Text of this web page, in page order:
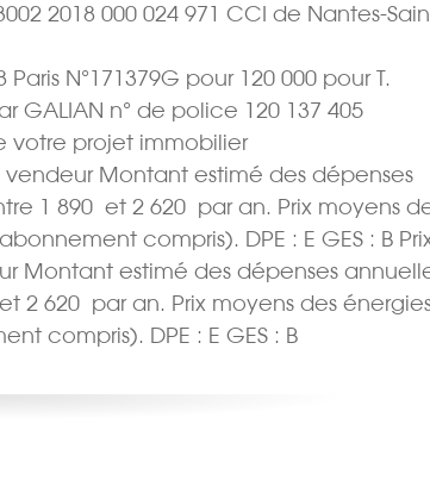
2018 000 024 971 CCI de Nantes-
N°171379G pour 120 000 pour T.
GALIAN n° de police 120 137 405
votre projet immobilier
vendeur Montant estimé des dépenses
1 890  et 2 620  par an. Prix moyens
compris). DPE : E GES : B
Montant estimé des dépenses
2 620  par an. Prix moyens des
compris). DPE : E GES : B